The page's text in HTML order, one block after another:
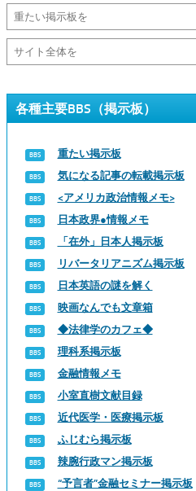
各種主要BBS（掲示板）
重たい掲示板
気になる記事の転載掲示板
<アメリカ政治情報メモ>
日本政界●情報メモ
「在外」日本人掲示板
リバータリアニズム掲示板
日本英語の謎を解く
映画なんでも文章箱
◆法律学のカフェ◆
理科系掲示板
金融情報メモ
小室直樹文献目録
近代医学・医療掲示板
ふじむら掲示板
辣腕行政マン掲示板
“予言者”金融セミナー掲示板